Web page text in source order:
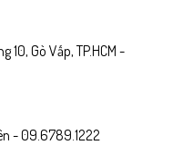
10, Gò Vấp, TP.HCM -
- 09.6789.1222